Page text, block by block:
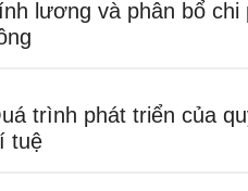
lương và phân bổ chi
trình phát triển của
tuệ